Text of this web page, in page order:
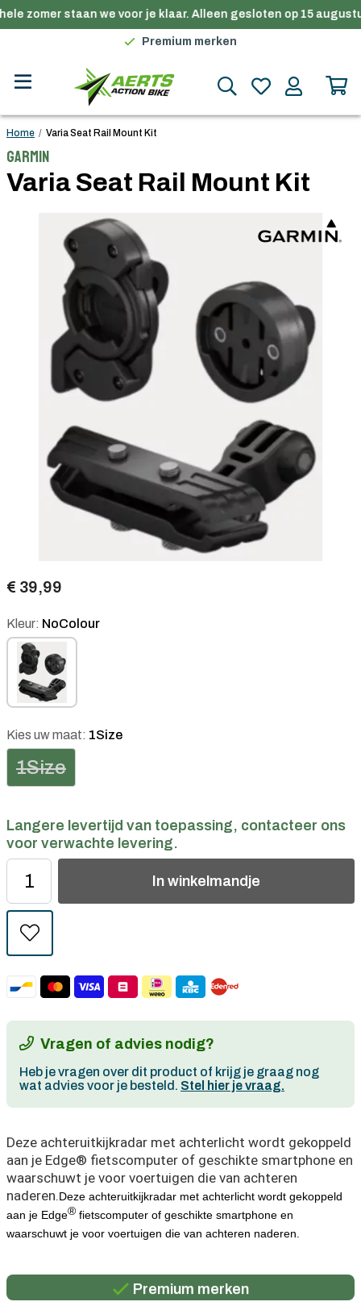
zomer staan we voor je klaar. Alleen gesloten op 15
Gratis verzending in België vanaf €100
Premium merken
Gratis verzending in België vanaf €100
Home / Varia Seat Rail Mount Kit
Garmin
Varia Seat Rail Mount Kit
€ 39,99
Kleur: NoColour
Kies uw maat: 1Size
1Size
Langere levertijd van toepassing, contacteer ons
voor verwachte levering.
In winkelmandje
Vragen of advies nodig?
Heb je vragen over dit product of krijg je graag nog
wat advies voor je besteld. Stel hier je vraag.
Deze achteruitkijkradar met achterlicht wordt gekoppeld
aan je Edge® fietscomputer of geschikte smartphone en
waarschuwt je voor voertuigen die van achteren
naderen.Deze achteruitkijkradar met achterlicht wordt gekoppeld
aan je Edge® fietscomputer of geschikte smartphone en
waarschuwt je voor voertuigen die van achteren naderen.
Persoonlijk advies
Premium merken